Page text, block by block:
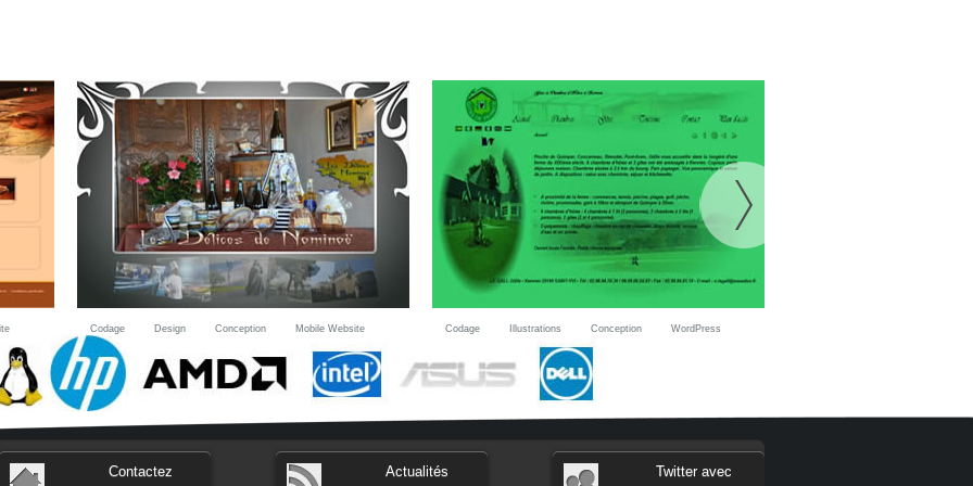
Codage Design Conception Mobile Website Codage Illustrations Conception WordPress
Contactez
Actualités
Twitter avec